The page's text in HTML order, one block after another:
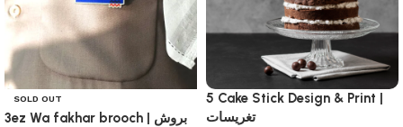
SOLD OUT
3ez Wa fakhar brooch | بروش
5 Cake Stick Design & Print |
تغريسات